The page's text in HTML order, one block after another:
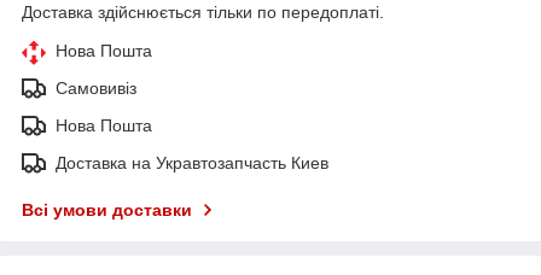
Доставка здійснюється тільки по передоплаті.
Нова Пошта
Самовивіз
Нова Пошта
Доставка на Укравтозапчасть Киев
Всі умови доставки